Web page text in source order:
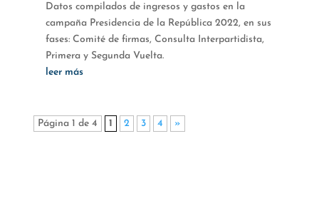
Datos compilados de ingresos y gastos en la
campaña Presidencia de la República 2022, en sus
fases: Comité de firmas, Consulta Interpartidista,
Primera y Segunda Vuelta.
leer más
Página 1 de 4 1 2 3 4 »